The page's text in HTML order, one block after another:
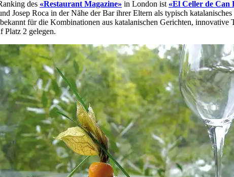
des «Restaurant Magazine» in London ist «El Celler de Can
Josep Roca in der Nähe der Bar ihrer Eltern als typisch
für die Kombinationen aus katalanischen Gerichten,
Platz 2 gelegen.